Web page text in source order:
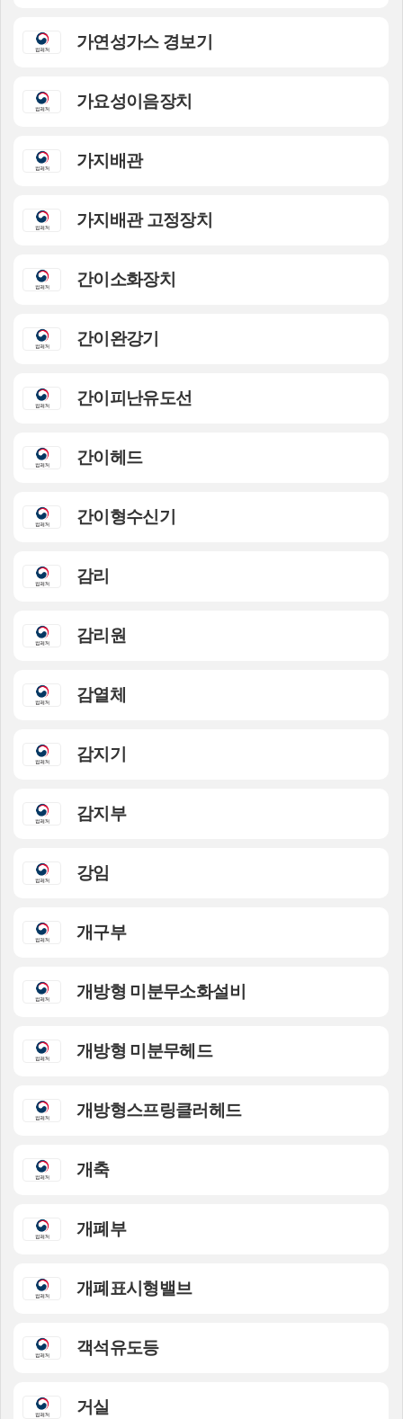
가연성가스 경보기
가요성이음장치
가지배관
가지배관 고정장치
간이소화장치
간이완강기
간이피난유도선
간이헤드
간이형수신기
감리
감리원
감열체
감지기
감지부
강임
개구부
개방형 미분무소화설비
개방형 미분무헤드
개방형스프링클러헤드
개축
개폐부
개폐표시형밸브
객석유도등
거실